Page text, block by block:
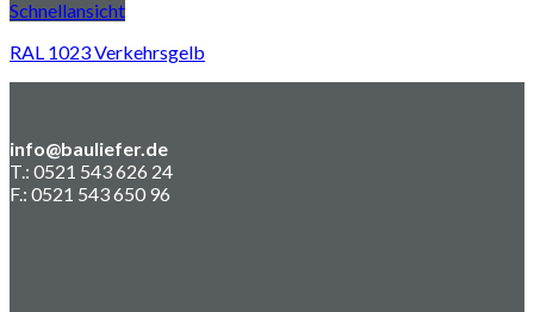
Schnellansicht
RAL 1023 Verkehrsgelb
info@bauliefer.de
T.: 0521 543 626 24
F.: 0521 543 650 96